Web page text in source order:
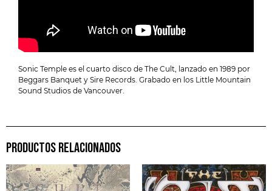
Sonic Temple es el cuarto disco de The Cult, lanzado en 1989 por
Beggars Banquet y Sire Records. Grabado en los Little Mountain
Sound Studios de Vancouver.
PRODUCTOS RELACIONADOS